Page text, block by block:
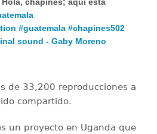
Hola, chapines; aquí está
#guatemala #chapines502
sound - Gaby Moreno
de 33,200 reproducciones a
compartido.
un proyecto en Uganda que